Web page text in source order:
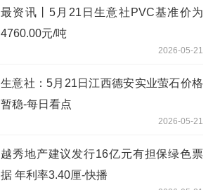
最资讯丨5月21日生意社PVC基准价为
4760.00元/吨
2026-05-21
生意社：5月21日江西德安实业萤石价格
暂稳-每日看点
2026-05-21
越秀地产建议发行16亿元有担保绿色票
据 年利率3.40厘-快播